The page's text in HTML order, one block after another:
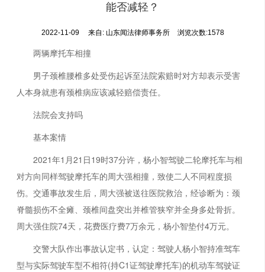
能否减轻？
2022-11-09 来自: 山东闻法律师事务所 浏览次数:1578
两辆摩托车相撞
男子颈椎腰椎多处受伤起诉至法院索赔时对方却表示受害
人本身就患有颈椎病应该减轻赔偿责任。
法院会支持吗
基本案情
2021年1月21日19时37分许，杨小智驾驶二轮摩托车与相
对方向同样驾驶摩托车的周大强相撞，致使二人不同程度损
伤。交通事故发生后，周大强被送往医院救治，经诊断为：颈
脊髓损伤不全瘫、颈椎间盘突出并椎管狭窄并全身多处骨折。
周大强住院74天，花费医疗费7万余元，杨小智垫付4万元。
交警大队作出事故认定书，认定：驾驶人杨小智持准驾车
型与实际驾驶车型不相符(持C1证驾驶摩托车)的机动车驾驶证